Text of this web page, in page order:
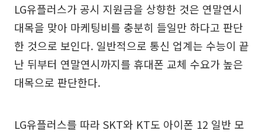
LG유플러스가 공시 지원금을 상향한 것은 연말연시
대목을 맞아 마케팅비를 충분히 들일만 하다고 판단
한 것으로 보인다. 일반적으로 통신 업계는 수능이 끝
난 뒤부터 연말연시까지를 휴대폰 교체 수요가 높은
대목으로 판단한다.
LG유플러스를 따라 SKT와 KT도 아이폰 12 일반 모